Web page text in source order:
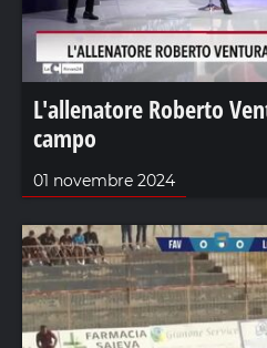
L'allenatore Roberto
campo
01 novembre 2024